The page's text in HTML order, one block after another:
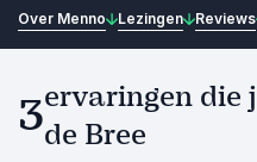
Over Menno Lezingen Reviews
3ervaringen die
de Bree